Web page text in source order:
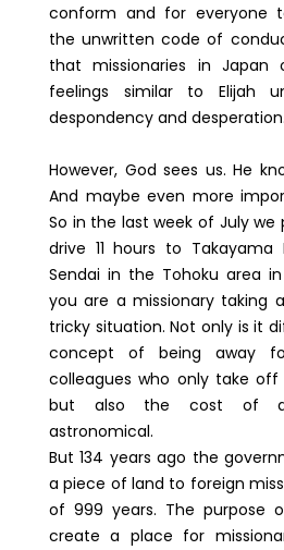
conform and for everyone
the unwritten code of
that missionaries in Japan
feelings similar to Elijah
despondency and desperation.
However, God sees us. He
And maybe even more
So in the last week of July we
drive 11 hours to
Sendai in the Tohoku area
you are a missionary taking
tricky situation. Not only is it
concept of being away
colleagues who only take off
but also the cost of
astronomical.
But 134 years ago the
a piece of land to foreign
of 999 years. The purpose
create a place for